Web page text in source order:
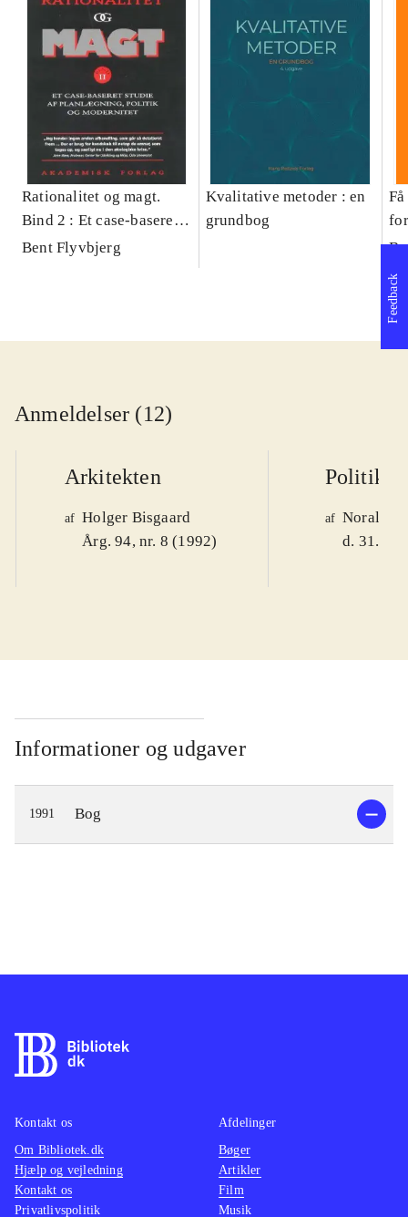
Rationalitet og magt.
Bind 2 : Et case-baseret
studie af planlægning,
Bent Flyvbjerg
Kvalitative metoder : en
grundbog
Anmeldelser (12)
Arkitekten
af Holger Bisgaard
Årg. 94, nr. 8 (1992)
Politiken
af Noralv
d. 31.
Informationer og udgaver
1991 Bog
Feedback
Kontakt os
Om Bibliotek.dk
Hjælp og vejledning
Kontakt os
Privatlivspolitik
Afdelinger
Bøger
Artikler
Film
Musik